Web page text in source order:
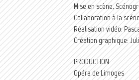
Mise en scène,
Collaboration à la
Réalisation vidéo:
Création graphique:
PRODUCTION
Opéra de Limoges